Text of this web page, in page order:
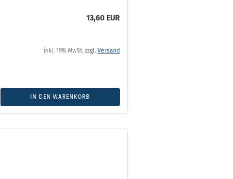
13,60 EUR
inkl. 19% MwSt. zzgl. Versand
IN DEN WARENKORB